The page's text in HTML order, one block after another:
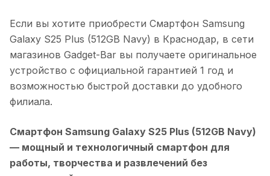
Если вы хотите приобрести Смартфон Samsung
Galaxy S25 Plus (512GB Navy) в Краснодар, в сети
магазинов Gadget-Bar вы получаете оригинальное
устройство с официальной гарантией 1 год и
возможностью быстрой доставки до удобного
филиала.
Смартфон Samsung Galaxy S25 Plus (512GB Navy)
— мощный и технологичный смартфон для
работы, творчества и развлечений без